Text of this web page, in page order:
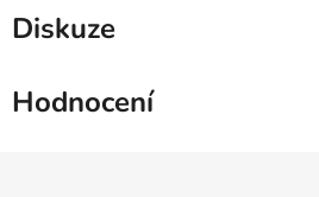
Diskuze
Hodnocení